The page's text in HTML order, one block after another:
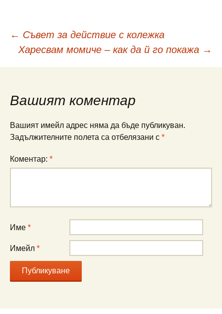
Навигация
в
публикациите
← Съвет за действие с колежка
Харесвам момиче – как да й го покажа →
Вашият коментар
Вашият имейл адрес няма да бъде публикуван.
Задължителните полета са отбелязани с *
Коментар: *
Име *
Имейл *